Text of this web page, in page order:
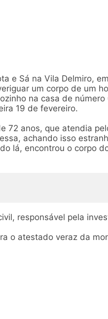
e Sá na Vila Delmiro,
um corpo de um
na casa de
19 de fevereiro.
72 anos, que atendia
achando isso
lá, encontrou o corpo
responsável pela
o atestado veraz da